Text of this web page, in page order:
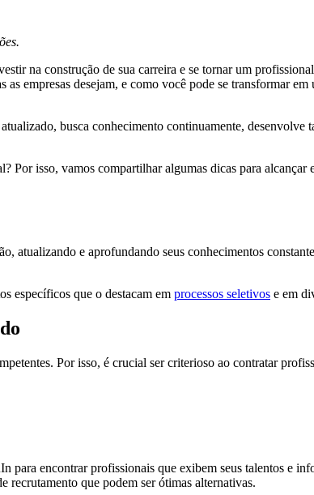
na construção de sua carreira e se tornar um
empresas desejam, e como você pode se transformar
busca conhecimento continuamente,
Por isso, vamos compartilhar algumas dicas para
atualizando e aprofundando seus conhecimentos
específicos que o destacam em processos seletivos e em
Por isso, é crucial ser criterioso ao contratar
para encontrar profissionais que exibem seus talentos e
recrutamento que podem ser ótimas alternativas.